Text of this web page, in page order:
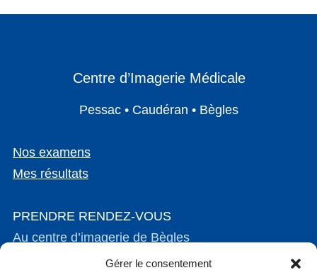
Gérer le consentement
Centre d’Imagerie Médicale
Pessac • Caudéran • Bègles
Nos examens
Mes résultats
PRENDRE RENDEZ-VOUS
Au centre d’imagerie de Bègles
Au centre d’imagerie de Bordeaux Caudéran